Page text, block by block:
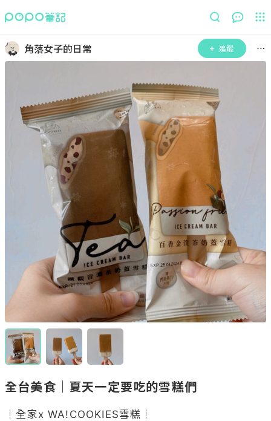
角落女子的日常 追蹤
全台美食｜夏天一定要吃的雪糕們
┊全家x WA!COOKIES雪糕┊